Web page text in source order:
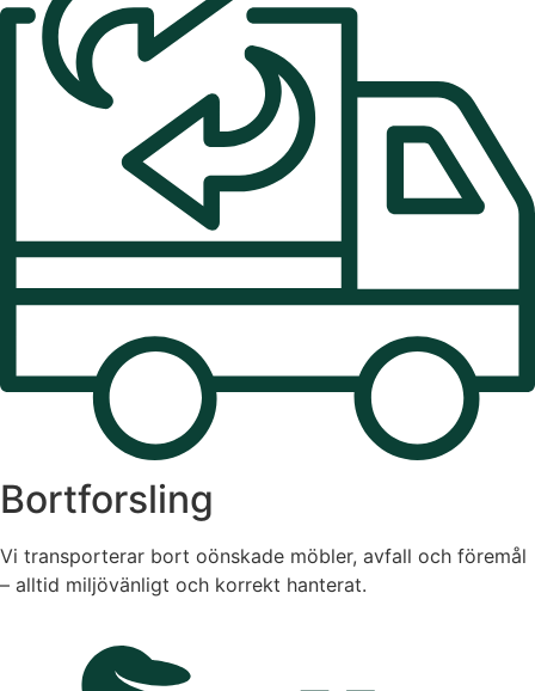
Bortforsling
Vi transporterar bort oönskade möbler, avfall och föremål
– alltid miljövänligt och korrekt hanterat.